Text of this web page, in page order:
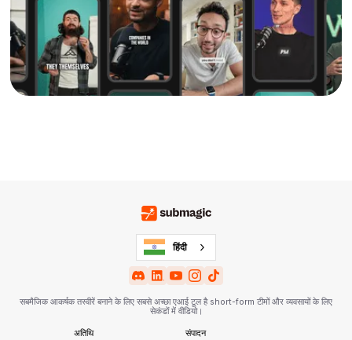
हिंदी
सबमैजिक आकर्षक तस्वीरें बनाने के लिए सबसे अच्छा एआई टूल है short-form टीमों और व्यवसायों के लिए
सेकंडों में वीडियो।
अतिथि संपादन